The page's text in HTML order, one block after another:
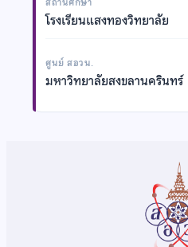
โรงเรียนแสงทองวิทยาลัย
ศูนย์ สอวน.
มหาวิทยาลัยสงขลานครินทร์